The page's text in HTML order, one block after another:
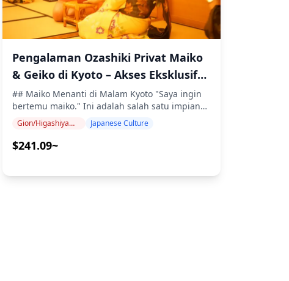
berhati-hati untuk tetap terhidrasi dan dalam
kondisi fisik yang baik. Bahkan jika Anda tidak
haus, harap sering minum air. Harap lakukan
tindakan pencegahan terhadap panas, seperti
membawa topi. (Payung tidak diperbolehkan
karena menghalangi pandangan.) - Kami
menyarankan Anda membawa jas hujan jika
hujan. (Payung hujan tidak diperbolehkan
karena menghalangi pandangan.) Harap
perhatikan bahwa fasilitas toilet di ⚠︎ tidak
memadai. - Penggunaan tripod dilarang di area
diperbolehkan di area tribun. - Orang yang
pelanggan lain di dalam atau di luar tempat
kuil Zen tertua di Kyoto, yang menampilkan
layar berlapis emas yang menakjubkan dari
dewa angin dan guntur! ■Gion Jelajahi distrik
berjalan-jalan di sepanjang jalan Hanami-koji.
Seberangi Jembatan Tatsumi untuk menemukan
Shimbashi, area menawan dengan rumah-
rumah kayu elegan, restoran mewah, kafe-kafe
nyaman, dan kedai teh tradisional. ■Kuil Yasaka
1.350 tahun, Kuil Yasaka berfungsi sebagai
pelindung spiritual distrik Gion Kyoto yang
ramai. Terkenal karena menjadi tuan rumah
Maruyama Taman ini menawarkan pelarian
dan mencicipi sake Kyoto Anda di Fushimi. ・
Museum Sake Gekkeikan Okura Pelajari tentang
proses pembuatan sake di Museum Sake
biaya masuk. ・Teradaya (Lewat) ・Galeri Kappa
Temukan seni pembuatan sake di Galeri Kappa.
Durasi: 30 menit, termasuk biaya masuk. ◆Info
Tambahan ・Tidak dapat diakses kursi roda ・
Tidak disarankan untuk wanita hamil ・Tidak
cocok untuk mereka yang memiliki kondisi
(https://assets.hldycdn.com/experiences/
Pengalaman Ozashiki Privat Maiko
& Geiko di Kyoto – Akses Eksklusif
ke Tradisi Budaya Paling Intim di
Jepang
## Maiko Menanti di Malam Kyoto "Saya ingin
bertemu maiko." Ini adalah salah satu impian
diam-diam yang dipegang oleh para pelancong
yang mengunjungi Kyoto. Namun ozashiki yang
autentik — dunia perjamuan pribadi tempat
okotowari": tidak ada tamu pertama kali tanpa
Gion/Higashiyama (Kiyomizu-dera, Yasaka, Heian) Japanese Culture
$241.09~